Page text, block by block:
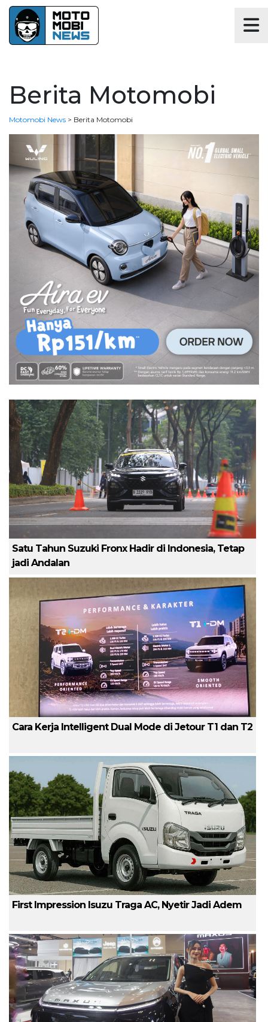
Berita Motomobi
Motomobi News > Berita Motomobi
Satu Tahun Suzuki Fronx Hadir di Indonesia, Tetap
jadi Andalan
Cara Kerja Intelligent Dual Mode di Jetour T1 dan T2
First Impression Isuzu Traga AC, Nyetir Jadi Adem